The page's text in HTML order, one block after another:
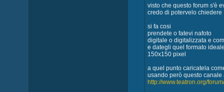
visto che questo forum s'è
credo di potervelo chiedere
si fa cosi
prendete o fatevi nafoto
digitale o digitalizzata e
e dategli quel formato
150x150 pixel
a quel punto caricatela
usando però questo canale
http://www.teatron.org/